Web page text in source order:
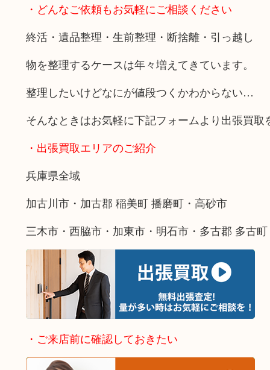
・どんなご依頼もお気軽にご相談ください
終活・遺品整理・生前整理・断捨離・引っ越し
物を整理するケースは年々増えてきています。
整理したいけどなにが値段つくかわからない…
そんなときはお気軽に下記フォームより出張買取
・出張買取エリアのご紹介
兵庫県全域
加古川市・加古郡 稲美町 播磨町・高砂市
三木市・西脇市・加東市・明石市・多古郡 多古町
・ご来店前に確認しておきたい